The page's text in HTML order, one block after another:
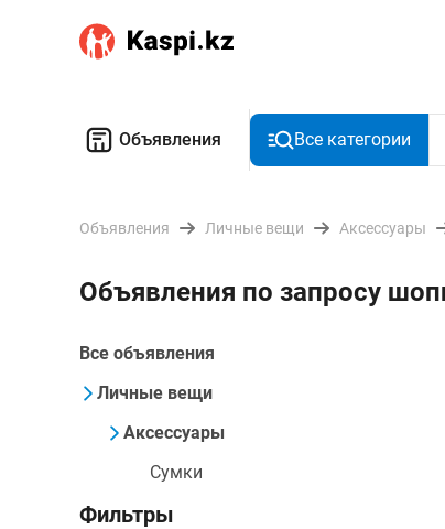
Объявления Все категории
Объявления Личные вещи Аксессуары
Объявления по запросу
Все объявления
Личные вещи
Аксессуары
Сумки
Фильтры